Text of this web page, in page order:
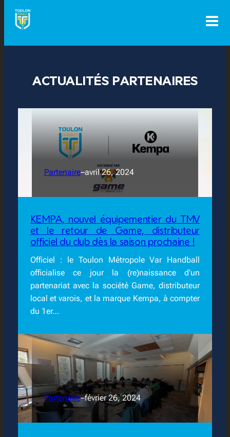
Aller
contenu
ACTUALITÉS PARTENAIRES
Partenaire–avril 26, 2024
KEMPA, nouvel équipementier du TMV
et le retour de Game, distributeur
officiel du club dès la saison prochaine !
Officiel : le Toulon Métropole Var Handball
officialise ce jour la (re)naissance d’un
partenariat avec la société Game, distributeur
local et varois, et la marque Kempa, à compter
du 1er…
Partenaire–février 26, 2024